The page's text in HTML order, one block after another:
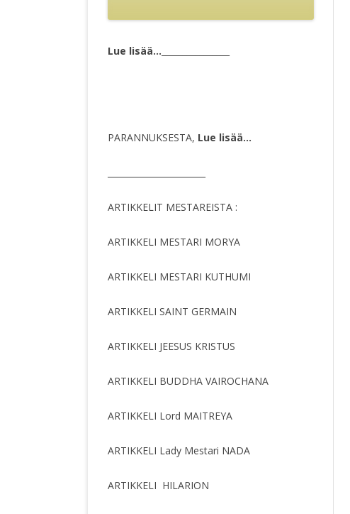
Lue lisää…
PARANNUKSESTA, Lue lisää…
ARTIKKELIT MESTAREISTA :
ARTIKKELI MESTARI MORYA
ARTIKKELI MESTARI KUTHUMI
ARTIKKELI SAINT GERMAIN
ARTIKKELI JEESUS KRISTUS
ARTIKKELI BUDDHA VAIROCHANA
ARTIKKELI Lord MAITREYA
ARTIKKELI Lady Mestari NADA
ARTIKKELI HILARION